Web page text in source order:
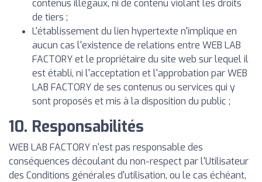
contenus illégaux, ni de contenu violant les droits
de tiers ;
L'établissement du lien hypertexte n'implique en
aucun cas l'existence de relations entre WEB LAB
FACTORY et le propriétaire du site web sur lequel il
est établi, ni l'acceptation et l'approbation par WEB
LAB FACTORY de ses contenus ou services qui y
sont proposés et mis à la disposition du public ;
10. Responsabilités
WEB LAB FACTORY n'est pas responsable des
conséquences découlant du non-respect par l'Utilisateur
des Conditions générales d'utilisation, ou le cas échéant,